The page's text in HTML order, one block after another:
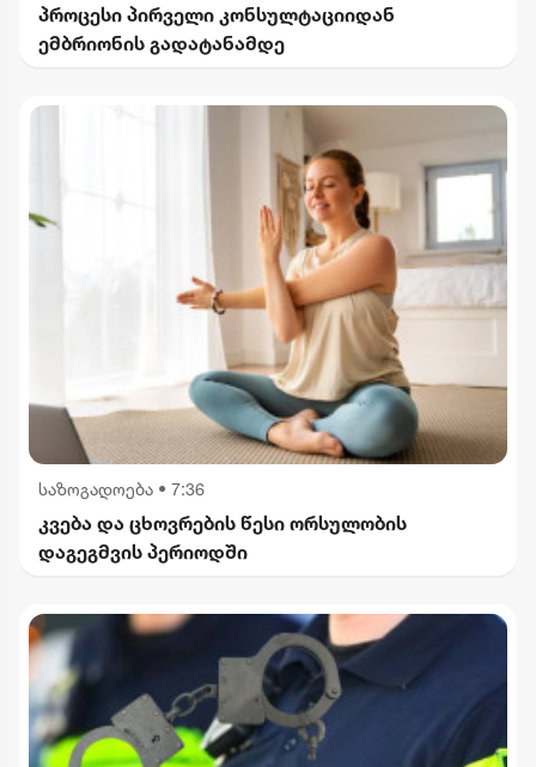
პროცესი პირველი კონსულტაციიდან
ემბრიონის გადატანამდე
საზოგადოება • 7:36
კვება და ცხოვრების წესი ორსულობის
დაგეგმვის პერიოდში